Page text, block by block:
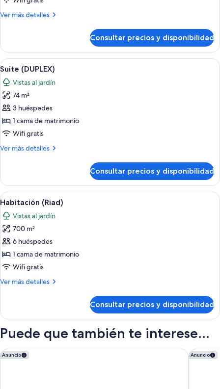
(AGDAL)
Ver más detalles
Más
(AGDAL)
Consultar precios y disponibilidad
Abrir
todas
las
fotos
de
Suite
(DUPLEX)
Habitación de hotel con una cama
6
Suite (DUPLEX)
Vistas al jardín
74 m²
3 huéspedes
1 cama de matrimonio
Wifi gratis
Ver más detalles
Más
(DUPLEX)
Consultar precios y disponibilidad
Abrir
todas
las
fotos
de
Habitación
(Riad)
Una habitación de hotel con una
7
Habitación (Riad)
Vistas al jardín
700 m²
6 huéspedes
1 cama de matrimonio
Wifi gratis
Ver más detalles
Más
(Riad)
Consultar precios y disponibilidad
Puede que también te interese...
Anuncio
Royal Mansour Marrakech Anuncio
Sofitel